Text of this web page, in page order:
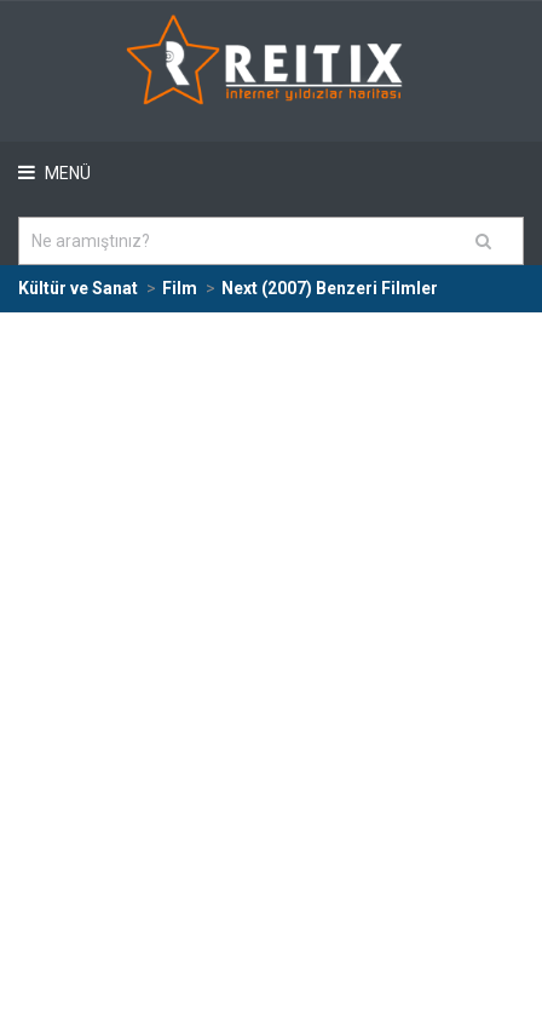
MENÜ
Kültür ve Sanat Film Next (2007) Benzeri Filmler